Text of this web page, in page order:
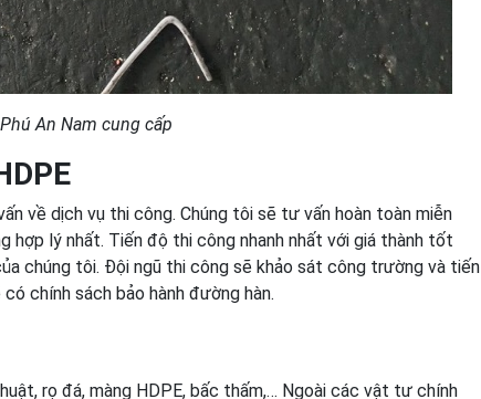
An Nam cung cấp
về dịch vụ thi công. Chúng tôi sẽ tư vấn hoàn toàn miễn
hợp lý nhất. Tiến độ thi công nhanh nhất với giá thành tốt
chúng tôi. Đội ngũ thi công sẽ khảo sát công trường và tiến
chính sách bảo hành đường hàn.
rọ đá, màng HDPE, bấc thấm,… Ngoài các vật tư chính